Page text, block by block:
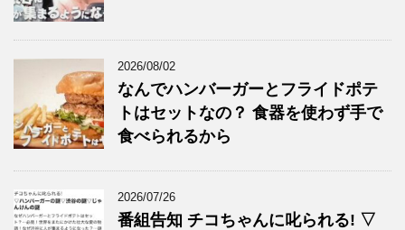
2026/08/02
なんでハンバーガーとフライドポテ
トはセットなの？ 食器を使わず手で
食べられるから
2026/07/26
番組告知 チコちゃんに叱られる! ▽